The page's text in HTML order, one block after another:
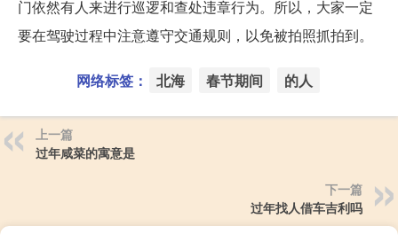
门依然有人来进行巡逻和查处违章行为。所以，大家一定
要在驾驶过程中注意遵守交通规则，以免被拍照抓拍到。
网络标签： 北海 春节期间 的人
上一篇
过年咸菜的寓意是
下一篇
过年找人借车吉利吗